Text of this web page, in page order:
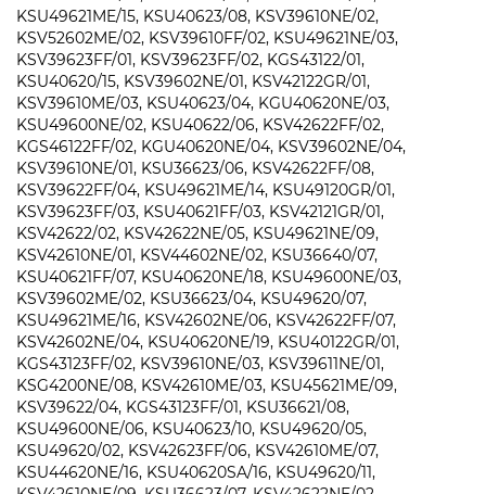
KSU49621ME/15, KSU40623/08, KSV39610NE/02,
KSV52602ME/02, KSV39610FF/02, KSU49621NE/03,
KSV39623FF/01, KSV39623FF/02, KGS43122/01,
KSU40620/15, KSV39602NE/01, KSV42122GR/01,
KSV39610ME/03, KSU40623/04, KGU40620NE/03,
KSU49600NE/02, KSU40622/06, KSV42622FF/02,
KGS46122FF/02, KGU40620NE/04, KSV39602NE/04,
KSV39610NE/01, KSU36623/06, KSV42622FF/08,
KSV39622FF/04, KSU49621ME/14, KSU49120GR/01,
KSV39623FF/03, KSU40621FF/03, KSV42121GR/01,
KSV42622/02, KSV42622NE/05, KSU49621NE/09,
KSV42610NE/01, KSV44602NE/02, KSU36640/07,
KSU40621FF/07, KSU40620NE/18, KSU49600NE/03,
KSV39602ME/02, KSU36623/04, KSU49620/07,
KSU49621ME/16, KSV42602NE/06, KSV42622FF/07,
KSV42602NE/04, KSU40620NE/19, KSU40122GR/01,
KGS43123FF/02, KSV39610NE/03, KSV39611NE/01,
KSG4200NE/08, KSV42610ME/03, KSU45621ME/09,
KSV39622/04, KGS43123FF/01, KSU36621/08,
KSU49600NE/06, KSU40623/10, KSU49620/05,
KSU49620/02, KSV42623FF/06, KSV42610ME/07,
KSU44620NE/16, KSU40620SA/16, KSU49620/11,